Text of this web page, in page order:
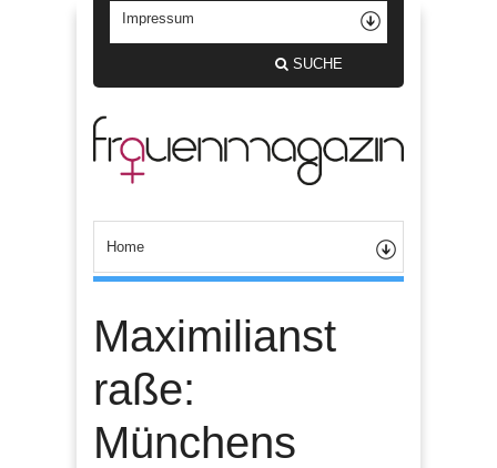
SUCHE
Maximilianst
raße:
Münchens